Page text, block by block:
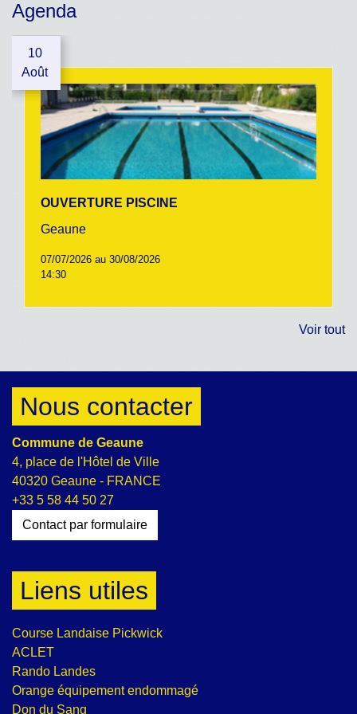
Agenda
10
Août
OUVERTURE PISCINE
Geaune
07/07/2026 au 30/08/2026
14:30
Voir tout
Nous contacter
Commune de Geaune
4, place de l'Hôtel de Ville
40320 Geaune - FRANCE
+33 5 58 44 50 27
Contact par formulaire
Liens utiles
Course Landaise Pickwick
ACLET
Rando Landes
Orange équipement endommagé
Don du Sang